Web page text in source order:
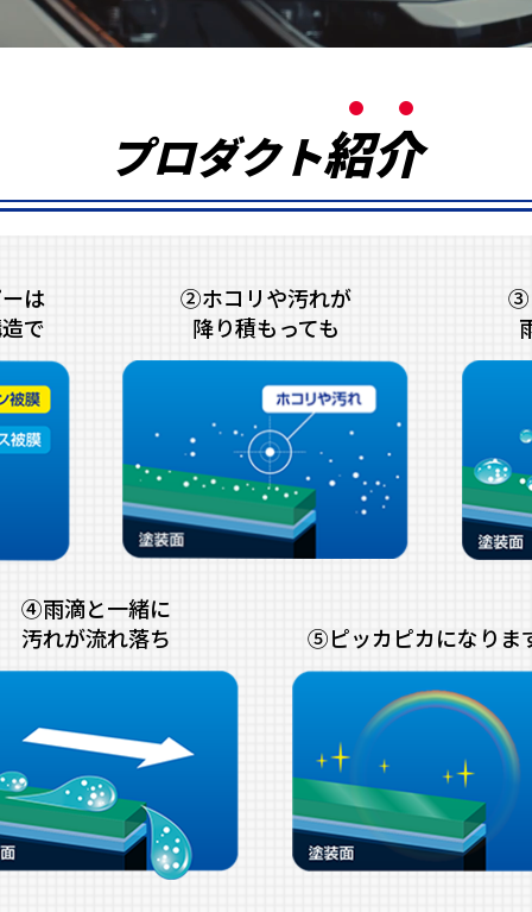
プロダクト紹介
は
で
②ホコリや汚れが
降り積もっても
③
④雨滴と一緒に
汚れが流れ落ち
⑤ピッカピカになりま